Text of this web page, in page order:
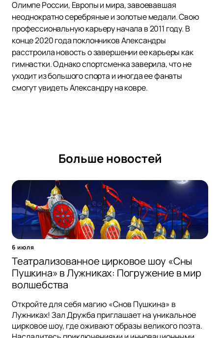
Олимпе России, Европы и мира, завоевавшая
неоднократно серебряные и золотые медали. Свою
профессиональную карьеру начала в 2011 году. В
конце 2020 года поклонников Александры
расстроила новость о завершении ее карьеры как
гимнастки. Однако спортсменка заверила, что не
уходит из большого спорта и иногда ее фанаты
смогут увидеть Александру на ковре.
Больше новостей
6 июля
Театрализованное цирковое шоу «Сны
Пушкина» в Лужниках: Погружение в мир
волшебства
Откройте для себя магию «Снов Пушкина» в
Лужниках! Зал Дружба приглашает на уникальное
цирковое шоу, где оживают образы великого поэта.